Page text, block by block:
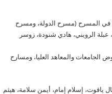
في المسرح (مسرح الدولة، ومسرح
الرويني، هادي شنودة، زوسر
الجامعات والمعاهد العليا، ومسارح
ياقوت، إسلام إمام، أيمن سلامة، هيثم